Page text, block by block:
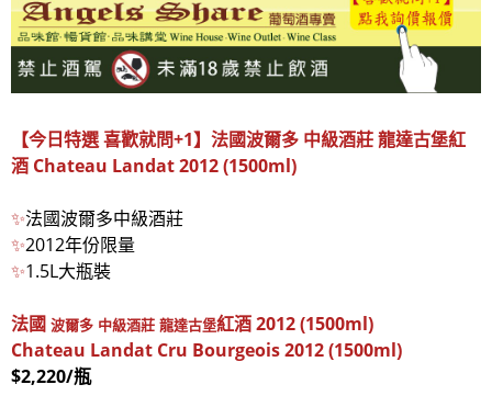
【今日特選 喜歡就問+1】法國波爾多 中級酒莊 龍達古堡紅
酒 Chateau Landat 2012 (1500ml)
✨法國波爾多中級酒莊
✨2012年份限量
✨1.5L大瓶裝
法國 波爾多 中級酒莊 龍達古堡紅酒2012 (1500ml)
Chateau Landat Cru Bourgeois 2012 (1500ml)
$2,220/瓶